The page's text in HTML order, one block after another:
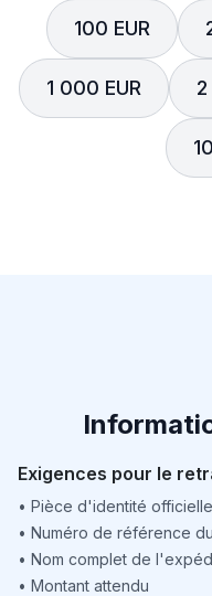
100 EUR
1 000 EUR
Exigences pour le
• Pièce d'identité
• Numéro de référence
• Nom complet de
• Montant attendu